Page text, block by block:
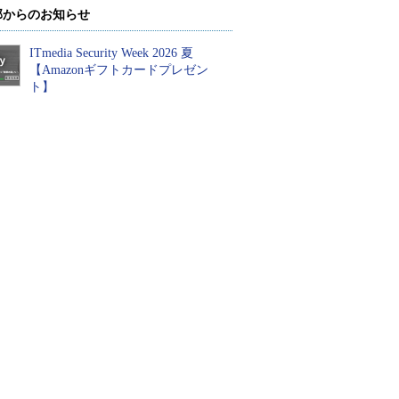
らのお知らせ
ITmedia Security Week 2026 夏
【Amazonギフトカードプレゼン
ト】